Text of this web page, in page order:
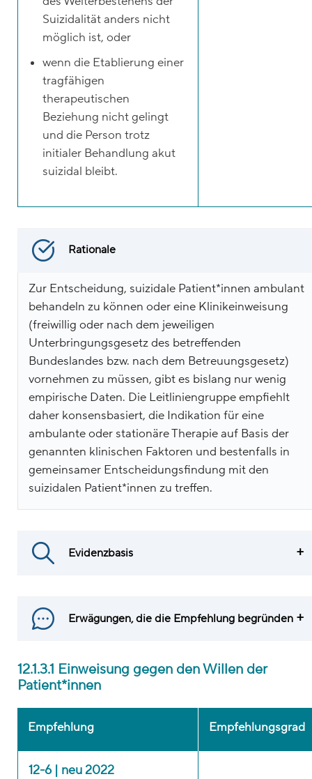
Suizidalität anders nicht
möglich ist, oder
wenn die Etablierung einer
tragfähigen
therapeutischen
Beziehung nicht gelingt
und die Person trotz
initialer Behandlung akut
suizidal bleibt.
Rationale
Zur Entscheidung, suizidale Patient*innen ambulant
behandeln zu können oder eine Klinikeinweisung
(freiwillig oder nach dem jeweiligen
Unterbringungsgesetz des betreffenden
Bundeslandes bzw. nach dem Betreuungsgesetz)
vornehmen zu müssen, gibt es bislang nur wenig
empirische Daten. Die Leitliniengruppe empfiehlt
daher konsensbasiert, die Indikation für eine
ambulante oder stationäre Therapie auf Basis der
genannten klinischen Faktoren und bestenfalls in
gemeinsamer Entscheidungsfindung mit den
suizidalen Patient*innen zu treffen.
Evidenzbasis
Erwägungen, die die Empfehlung begründen
12.1.3.1 Einweisung gegen den Willen der
Patient*innen
Empfehlung Empfehlungsgrad
12-6 | neu 2022